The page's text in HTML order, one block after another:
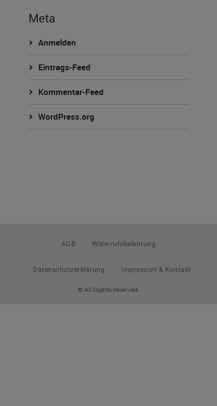
Meta
Anmelden
Eintrags-Feed
Kommentar-Feed
WordPress.org
AGB Widerrufsbelehrung
Datenschutzerklärung Impressum & Kontakt
© All Rights Reserved.